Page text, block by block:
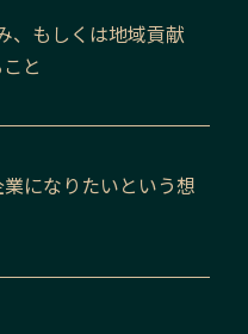
、もしくは地域貢献
と
になりたいという想